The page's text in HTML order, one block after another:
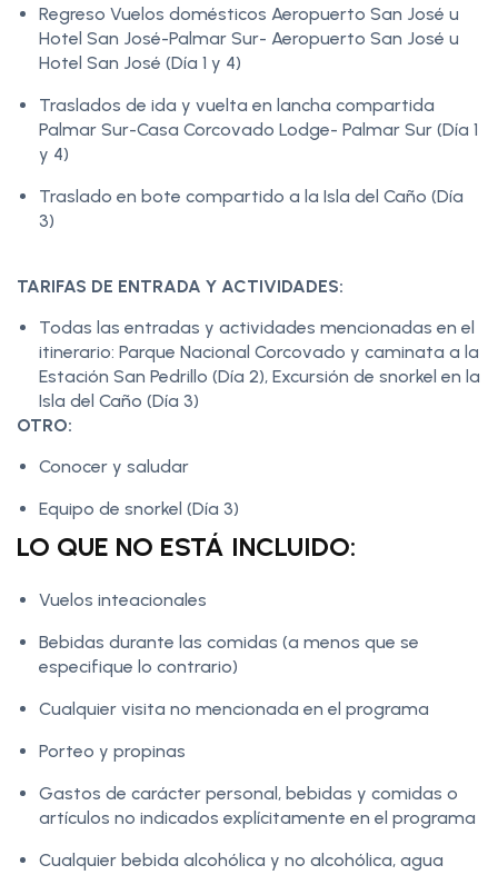
Regreso Vuelos domésticos Aeropuerto San José u
Hotel San José-Palmar Sur- Aeropuerto San José u
Hotel San José (Día 1 y 4)
Traslados de ida y vuelta en lancha compartida
Palmar Sur-Casa Corcovado Lodge- Palmar Sur (Día 1
y 4)
Traslado en bote compartido a la Isla del Caño (Día
3)
TARIFAS DE ENTRADA Y ACTIVIDADES:
Todas las entradas y actividades mencionadas en el
itinerario: Parque Nacional Corcovado y caminata a la
Estación San Pedrillo (Día 2), Excursión de snorkel en la
Isla del Caño (Día 3)
OTRO:
Conocer y saludar
Equipo de snorkel (Día 3)
LO QUE NO ESTÁ INCLUIDO:
Vuelos inteacionales
Bebidas durante las comidas (a menos que se
especifique lo contrario)
Cualquier visita no mencionada en el programa
Porteo y propinas
Gastos de carácter personal, bebidas y comidas o
artículos no indicados explícitamente en el programa
Cualquier bebida alcohólica y no alcohólica, agua